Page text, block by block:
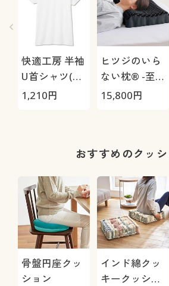
快適工房 半袖
U首シャツ(抗
菌防臭)
1,210円
ヒツジのいら
ない枕® -至
極-
15,800円
おすすめのクッ
骨盤円座クッ
ション
インド綿クッ
キークッショ